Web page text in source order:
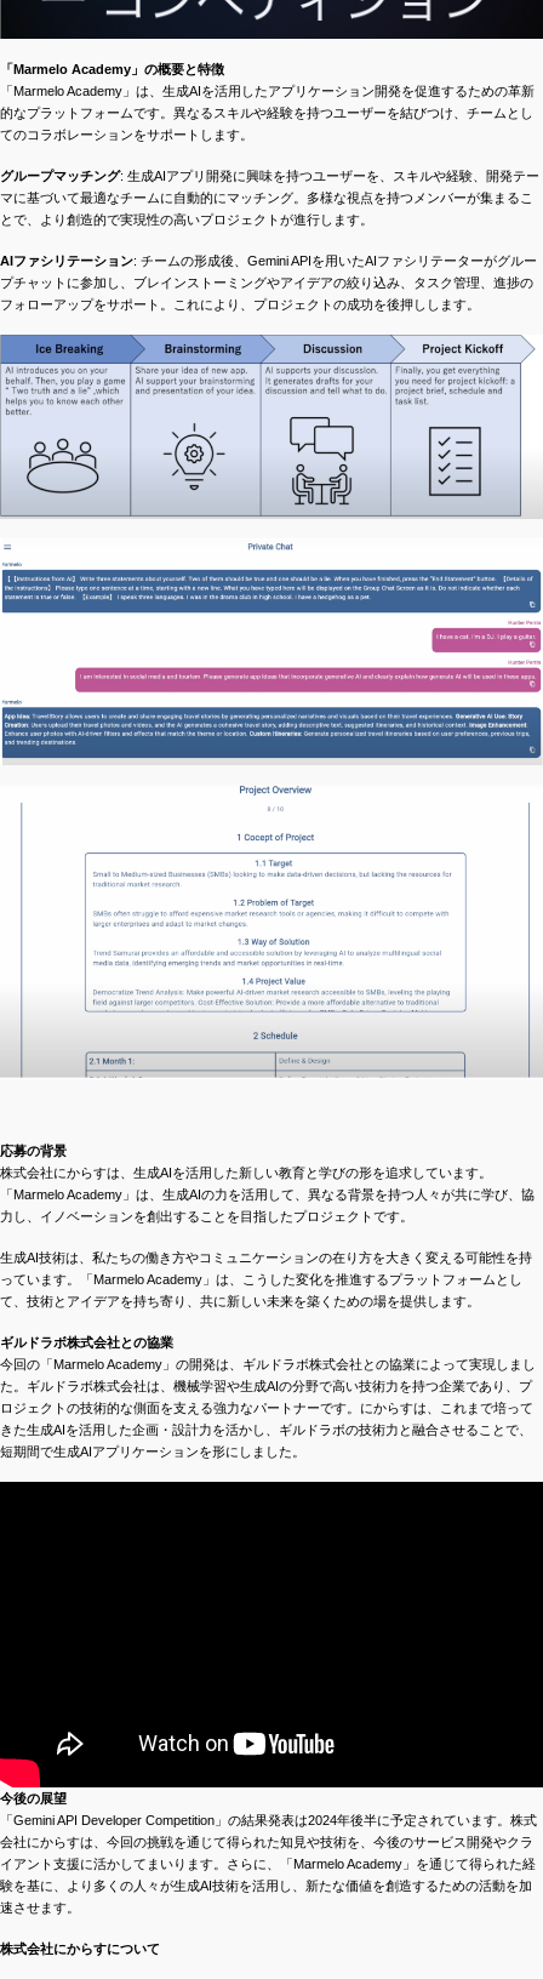
「Marmelo Academy」の概要と特徴
「Marmelo Academy」は、生成AIを活用したアプリケーション開発を促進するための革新
的なプラットフォームです。異なるスキルや経験を持つユーザーを結びつけ、チームとし
てのコラボレーションをサポートします。
グループマッチング: 生成AIアプリ開発に興味を持つユーザーを、スキルや経験、開発テー
マに基づいて最適なチームに自動的にマッチング。多様な視点を持つメンバーが集まるこ
とで、より創造的で実現性の高いプロジェクトが進行します。
AIファシリテーション: チームの形成後、Gemini APIを用いたAIファシリテーターがグルー
プチャットに参加し、ブレインストーミングやアイデアの絞り込み、タスク管理、進捗の
フォローアップをサポート。これにより、プロジェクトの成功を後押しします。
応募の背景
株式会社にからすは、生成AIを活用した新しい教育と学びの形を追求しています。
「Marmelo Academy」は、生成AIの力を活用して、異なる背景を持つ人々が共に学び、協
力し、イノベーションを創出することを目指したプロジェクトです。
生成AI技術は、私たちの働き方やコミュニケーションの在り方を大きく変える可能性を持
っています。「Marmelo Academy」は、こうした変化を推進するプラットフォームとし
て、技術とアイデアを持ち寄り、共に新しい未来を築くための場を提供します。
ギルドラボ株式会社との協業
今回の「Marmelo Academy」の開発は、ギルドラボ株式会社との協業によって実現しまし
た。ギルドラボ株式会社は、機械学習や生成AIの分野で高い技術力を持つ企業であり、プ
ロジェクトの技術的な側面を支える強力なパートナーです。にからすは、これまで培って
きた生成AIを活用した企画・設計力を活かし、ギルドラボの技術力と融合させることで、
短期間で生成AIアプリケーションを形にしました。
今後の展望
「Gemini API Developer Competition」の結果発表は2024年後半に予定されています。株式
会社にからすは、今回の挑戦を通じて得られた知見や技術を、今後のサービス開発やクラ
イアント支援に活かしてまいります。さらに、「Marmelo Academy」を通じて得られた経
験を基に、より多くの人々が生成AI技術を活用し、新たな価値を創造するための活動を加
速させます。
株式会社にからすについて